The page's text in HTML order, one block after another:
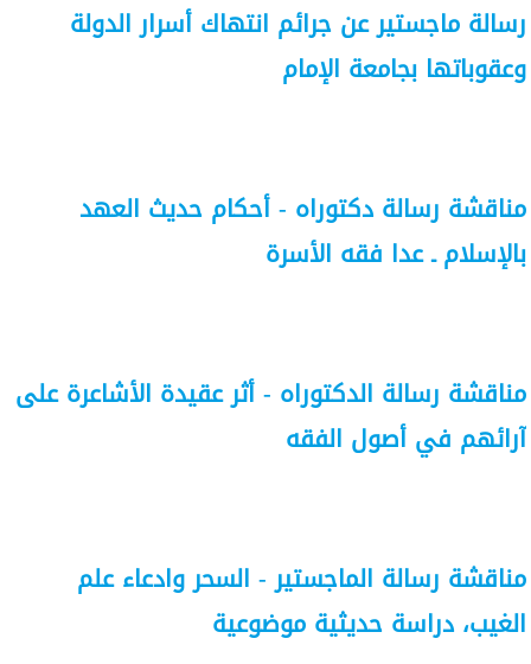
رسالة ماجستير عن جرائم انتهاك أسرار الدولة
وعقوباتها بجامعة الإمام
مناقشة رسالة دكتوراه - أحكام حديث العهد
بالإسلام ـ عدا فقه الأسرة
مناقشة رسالة الدكتوراه - أثر عقيدة الأشاعرة على
آرائهم في أصول الفقه
مناقشة رسالة الماجستير - السحر وادعاء علم
الغيب، دراسة حديثية موضوعية